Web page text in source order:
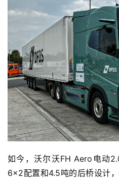
如今，沃尔沃FH Aero电动
6×2配置和4.5吨的后桥设计